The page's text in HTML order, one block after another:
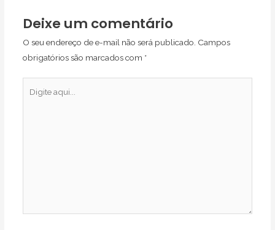
Deixe um comentário
O seu endereço de e-mail não será publicado. Campos
obrigatórios são marcados com *
aqui...